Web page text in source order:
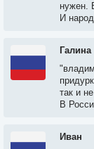
нужен.
И
Галина
так и
В
Иван